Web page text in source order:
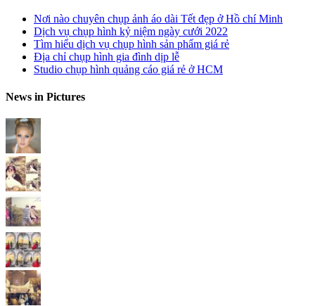
Nơi nào chuyên chụp ảnh áo dài Tết đẹp ở Hồ chí Minh
Dịch vụ chụp hình kỷ niệm ngày cưới 2022
Tìm hiểu dịch vụ chụp hình sản phẩm giá rẻ
Địa chỉ chụp hình gia đình dịp lễ
Studio chụp hình quảng cáo giá rẻ ở HCM
News in Pictures